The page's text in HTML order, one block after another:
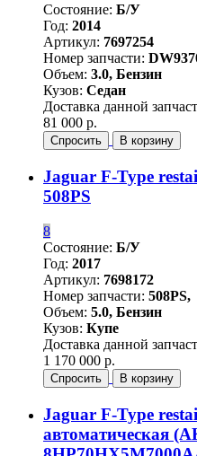
Состояние: Б/У
Год: 2014
Артикул: 7697254
Номер запчасти:
Объем: 3.0, Бензин
Кузов: Седан
Доставка данной
81 000 р.
Спросить В корзину
Jaguar F-Type
508PS
8
Состояние: Б/У
Год: 2017
Артикул: 7698172
Номер запчасти: 508PS,
Объем: 5.0, Бензин
Кузов: Купе
Доставка данной
1 170 000 р.
Спросить В корзину
Jaguar F-Type
автоматическая